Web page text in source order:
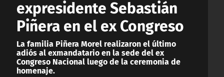
expresidente Sebastián
Piñera en el ex Congreso
La familia Piñera Morel realizaron el último
adiós al exmandatario en la sede del ex
Congreso Nacional luego de la ceremonia de
homenaje.